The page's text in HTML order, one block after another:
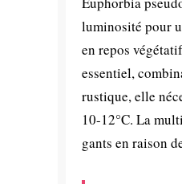
luminosité pour
en repos
essentiel,
rustique, elle
10-12°C. La
gants en raison